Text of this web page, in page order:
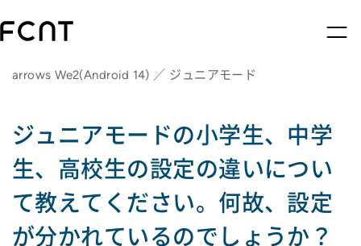
arrows We2(Android 14) ／ ジュニアモード
ジュニアモードの小学生、中学
生、高校生の設定の違いについ
て教えてください。何故、設定
が分かれているのでしょうか？